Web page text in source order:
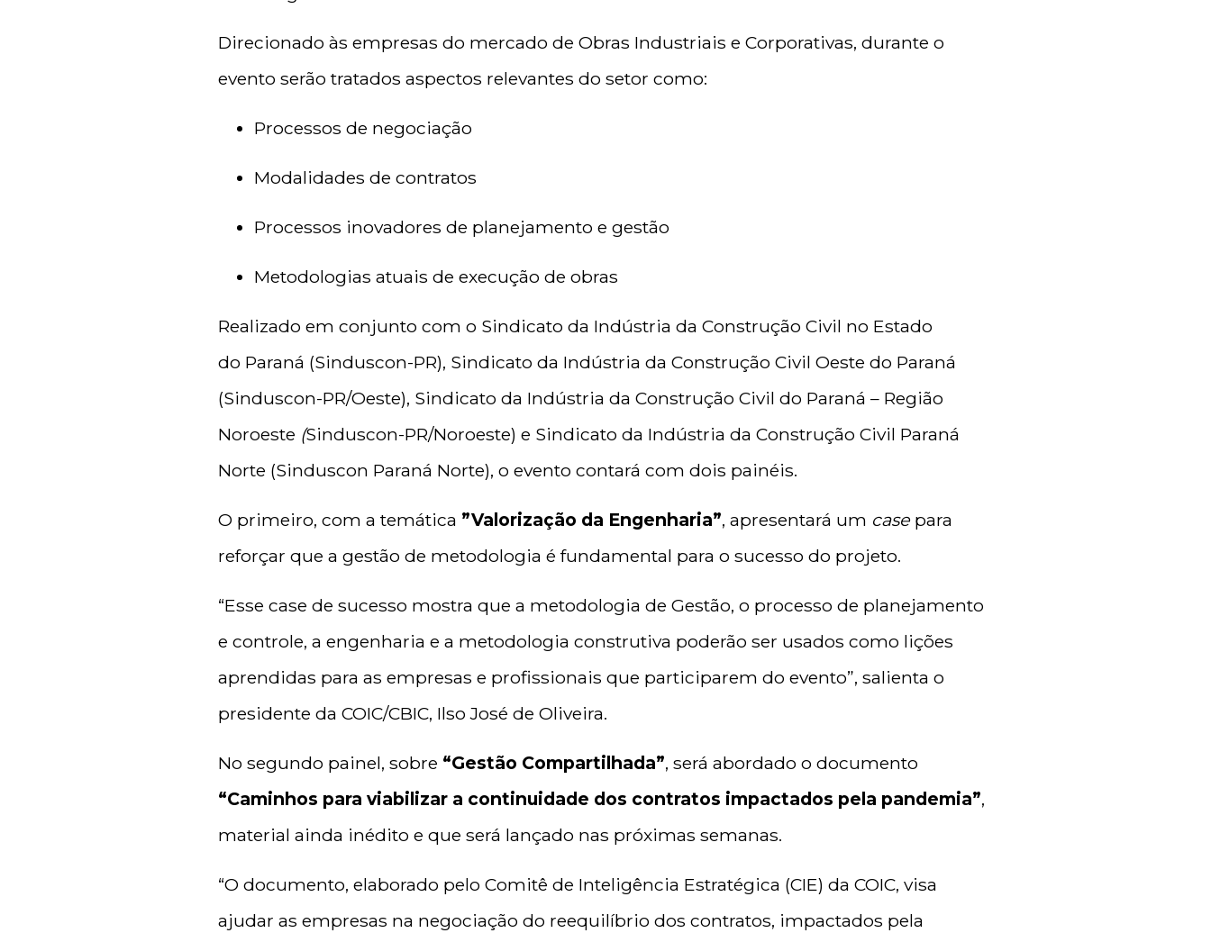
Direcionado às empresas do mercado de Obras Industriais e Corporativas, durante o
evento serão tratados aspectos relevantes do setor como:
Processos de negociação
Modalidades de contratos
Processos inovadores de planejamento e gestão
Metodologias atuais de execução de obras
Realizado em conjunto com o Sindicato da Indústria da Construção Civil no Estado
do Paraná (Sinduscon-PR), Sindicato da Indústria da Construção Civil Oeste do Paraná
(Sinduscon-PR/Oeste), Sindicato da Indústria da Construção Civil do Paraná – Região
Noroeste (Sinduscon-PR/Noroeste) e Sindicato da Indústria da Construção Civil Paraná
Norte (Sinduscon Paraná Norte), o evento contará com dois painéis.
O primeiro, com a temática ”Valorização da Engenharia”, apresentará um casepara
reforçar que a gestão de metodologia é fundamental para o sucesso do projeto.
“Esse case de sucesso mostra que a metodologia de Gestão, o processo de planejamento
e controle, a engenharia e a metodologia construtiva poderão ser usados como lições
aprendidas para as empresas e profissionais que participarem do evento”, salienta o
presidente da COIC/CBIC, Ilso José de Oliveira.
No segundo painel, sobre “Gestão Compartilhada”, será abordado o documento
“Caminhos para viabilizar a continuidade dos contratos impactados pela pandemia”,
material ainda inédito e que será lançado nas próximas semanas.
“O documento, elaborado pelo Comitê de Inteligência Estratégica (CIE) da COIC, visa
ajudar as empresas na negociação do reequilíbrio dos contratos, impactados pela